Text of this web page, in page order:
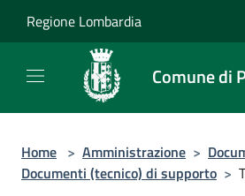
Regione Lombardia
Comune di
Home > Amministrazione >
Documenti (tecnico) di supporto >